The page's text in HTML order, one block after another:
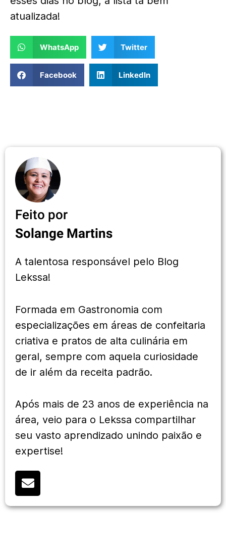
atualizada!
WhatsApp Twitter
Facebook LinkedIn
Feito por
Solange Martins
A talentosa responsável pelo Blog
Lekssa!
Formada em Gastronomia com
especializações em áreas de confeitaria
criativa e pratos de alta culinária em
geral, sempre com aquela curiosidade
de ir além da receita padrão.
Após mais de 23 anos de experiência na
área, veio para o Lekssa compartilhar
seu vasto aprendizado unindo paixão e
expertise!